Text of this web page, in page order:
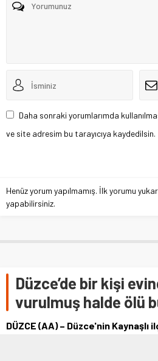
Daha sonraki yorumlarımda
ve site adresim bu tarayıcıya kaydedilsin.
Henüz yorum yapılmamış. İlk yorumu
yapabilirsiniz.
Düzce’de bir kişi
vurulmuş halde ölü
DÜZCE (AA) – Düzce'nin